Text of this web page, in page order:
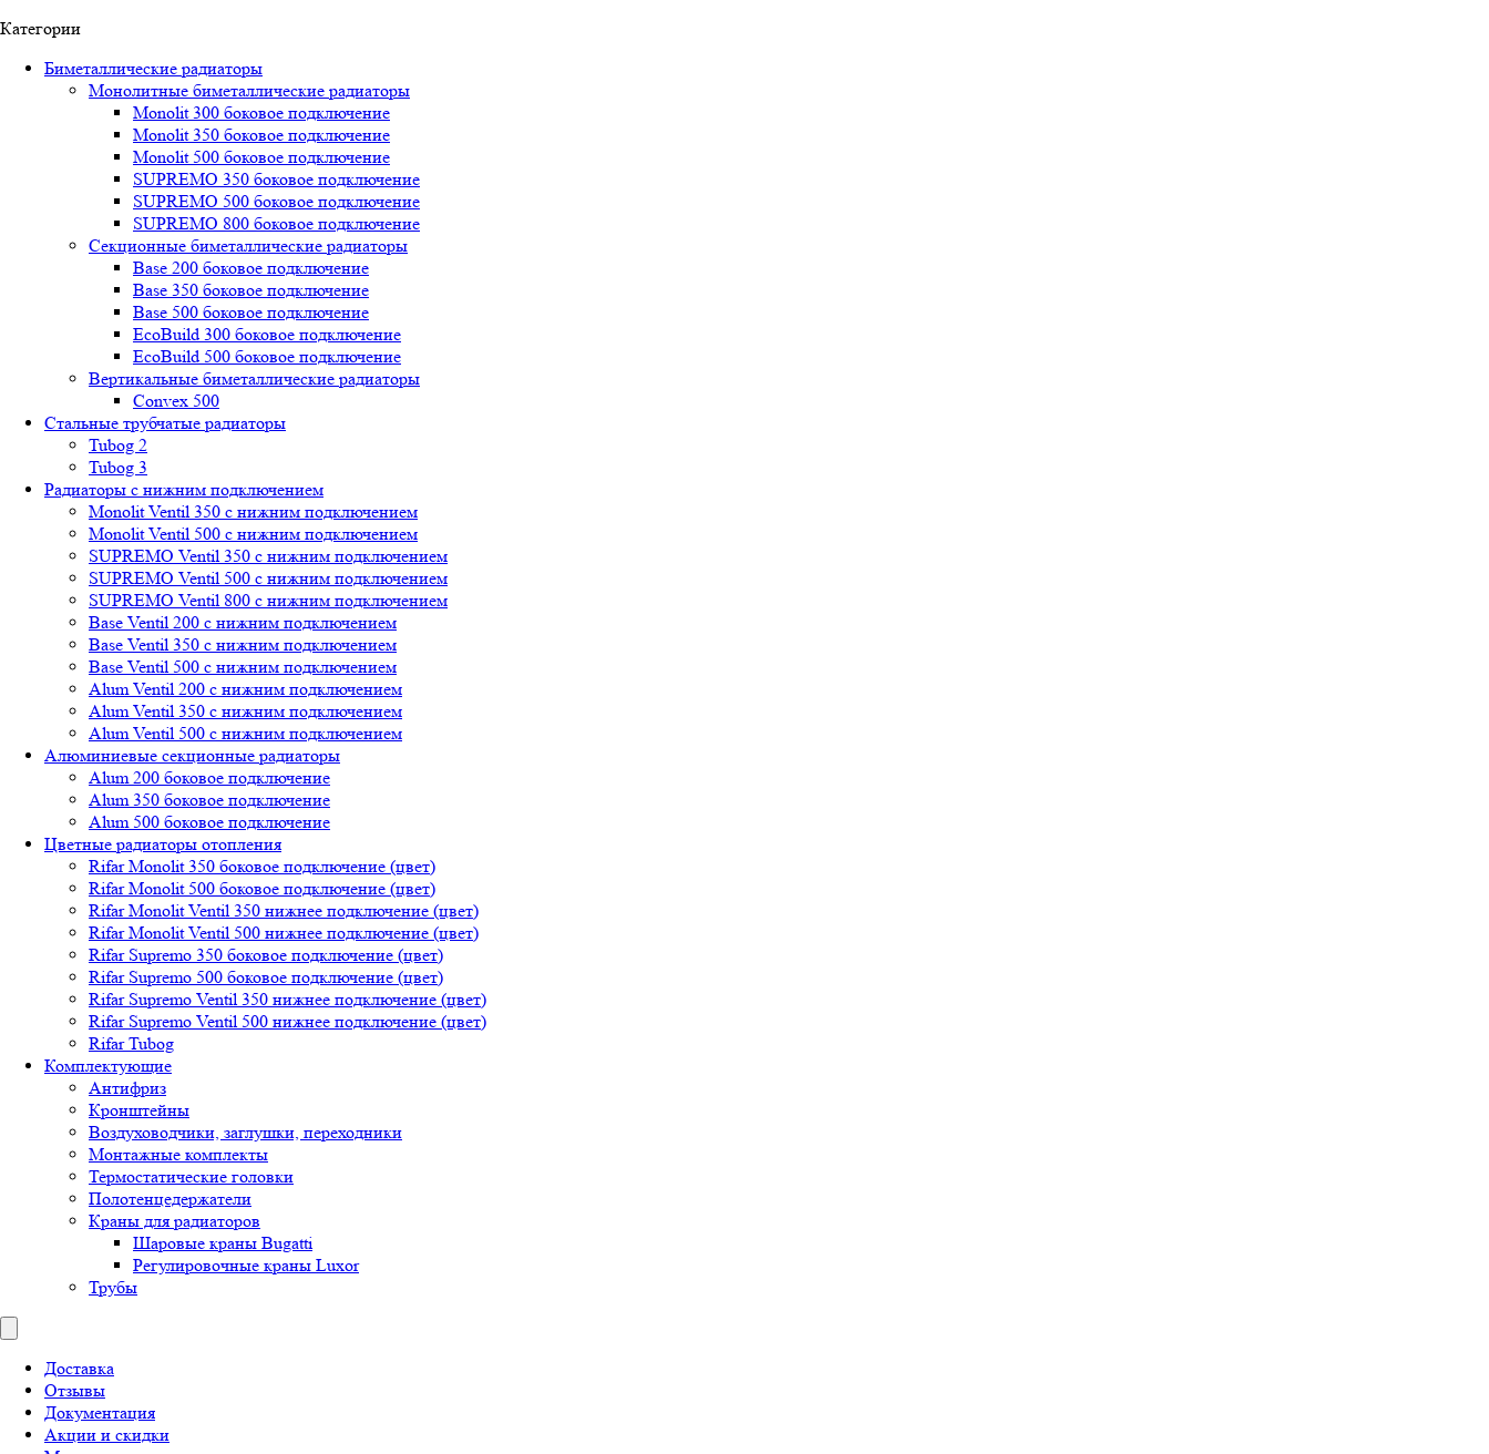
Категории
Биметаллические радиаторы
Монолитные биметаллические радиаторы
Mоnоlit 300 боковое подключение
Mоnоlit 350 боковое подключение
Mоnоlit 500 боковое подключение
SUРREMО 350 боковое подключение
SUРREMО 500 боковое подключение
SUРREMО 800 боковое подключение
Секционные биметаллические радиаторы
Base 200 боковое подключение
Base 350 боковое подключение
Base 500 боковое подключение
EcoBuild 300 боковое подключение
EcoBuild 500 боковое подключение
Вертикальные биметаллические радиаторы
Convex 500
Стальные трубчатые радиаторы
Tubog 2
Tubog 3
Радиаторы с нижним подключением
Monolit Ventil 350 с нижним подключением
Monolit Ventil 500 с нижним подключением
SUPREMO Ventil 350 с нижним подключением
SUPREMO Ventil 500 с нижним подключением
SUPREMO Ventil 800 с нижним подключением
Base Ventil 200 с нижним подключением
Base Ventil 350 с нижним подключением
Base Ventil 500 с нижним подключением
Alum Ventil 200 с нижним подключением
Alum Ventil 350 с нижним подключением
Alum Ventil 500 с нижним подключением
Алюминиевые секционные радиаторы
Alum 200 боковое подключение
Alum 350 боковое подключение
Alum 500 боковое подключение
Цветные радиаторы отопления
Rifar Monolit 350 боковое подключение (цвет)
Rifar Monolit 500 боковое подключение (цвет)
Rifar Monolit Ventil 350 нижнее подключение (цвет)
Rifar Monolit Ventil 500 нижнее подключение (цвет)
Rifar Supremo 350 боковое подключение (цвет)
Rifar Supremo 500 боковое подключение (цвет)
Rifar Supremo Ventil 350 нижнее подключение (цвет)
Rifar Supremo Ventil 500 нижнее подключение (цвет)
Rifar Tubog
Комплектующие
Антифриз
Кронштейны
Воздуховодчики, заглушки, переходники
Монтажные комплекты
Термостатические головки
Полотенцедержатели
Краны для радиаторов
Шаровые краны Bugatti
Регулировочные краны Luxor
Трубы
Доставка
Отзывы
Документация
Акции и скидки